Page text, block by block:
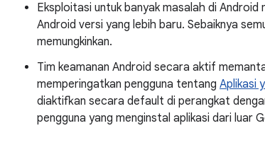
Eksploitasi untuk banyak masalah di
Android versi yang lebih baru. Sebaiknya
memungkinkan.
Tim keamanan Android secara aktif
memperingatkan pengguna tentang Aplikasi
diaktifkan secara default di perangkat
pengguna yang menginstal aplikasi dari luar